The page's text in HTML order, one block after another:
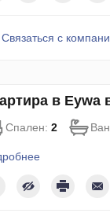
Связаться с
в Eywa
Спален: 2